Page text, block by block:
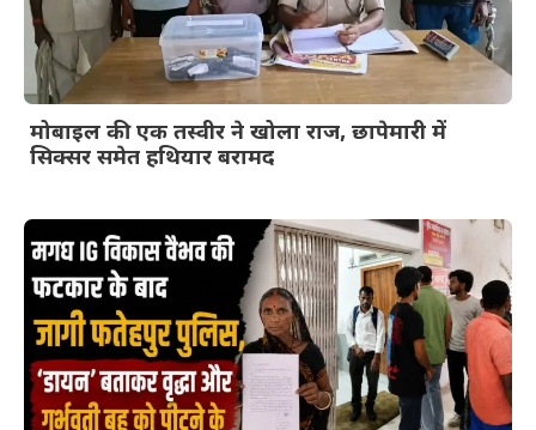
मोबाइल की एक तस्वीर ने खोला राज, छापेमारी में
सिक्सर समेत हथियार बरामद